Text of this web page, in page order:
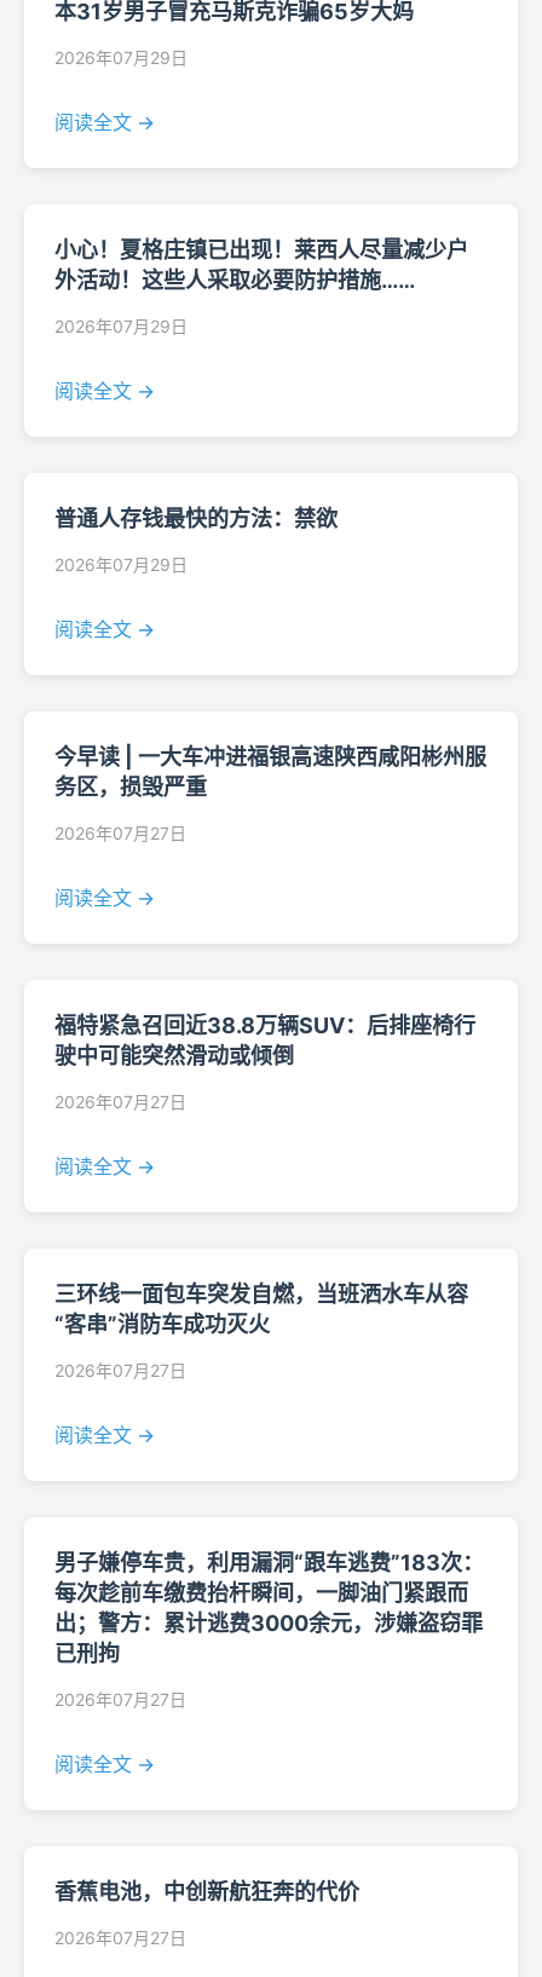
本31岁男子冒充马斯克诈骗65岁大妈
2026年07月29日
阅读全文 →
小心！夏格庄镇已出现！莱西人尽量减少户
外活动！这些人采取必要防护措施……
2026年07月29日
阅读全文 →
普通人存钱最快的方法：禁欲
2026年07月29日
阅读全文 →
今早读 | 一大车冲进福银高速陕西咸阳彬州服
务区，损毁严重
2026年07月27日
阅读全文 →
福特紧急召回近38.8万辆SUV：后排座椅行
驶中可能突然滑动或倾倒
2026年07月27日
阅读全文 →
三环线一面包车突发自燃，当班洒水车从容
“客串”消防车成功灭火
2026年07月27日
阅读全文 →
男子嫌停车贵，利用漏洞“跟车逃费”183次：
每次趁前车缴费抬杆瞬间，一脚油门紧跟而
出；警方：累计逃费3000余元，涉嫌盗窃罪
已刑拘
2026年07月27日
阅读全文 →
香蕉电池，中创新航狂奔的代价
2026年07月27日